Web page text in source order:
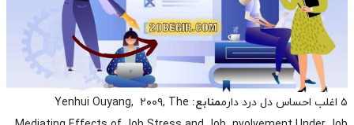
۵ اغلب احساس دل درد دارم منابع: Yenhui Ouyang, ۲۰۰۹, The